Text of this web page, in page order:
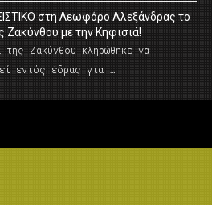
στη Λεωφόρο Αλεξάνδρας το
Ζακύνθου με την Κηφισιά!
της Ζακύνθου κληρώθηκε να
εντός έδρας για …